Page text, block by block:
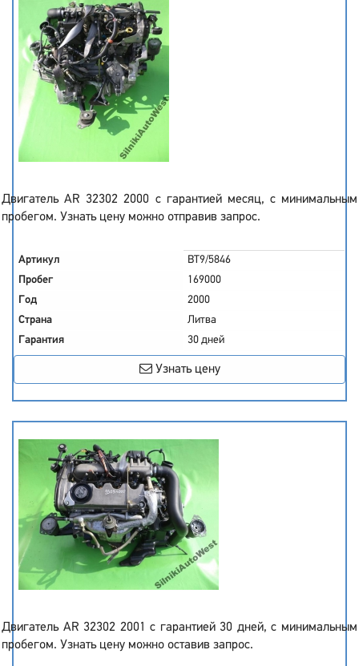
Двигатель AR 32302 2000 с гарантией месяц, с минимальным
пробегом. Узнать цену можно отправив запрос.
Артикул
BT9/5846
Пробег
169000
Год
2000
Страна
Литва
Гарантия
30 дней
Узнать цену
Двигатель AR 32302 2001 с гарантией 30 дней, с минимальным
пробегом. Узнать цену можно оставив запрос.